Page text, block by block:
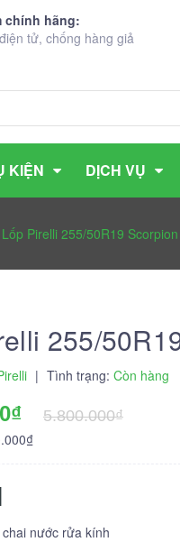
chính hãng:
tử, chống hàng giả
KIỆN DỊCH VỤ
Lốp Pirelli 255/50R19
255/
| Tình trạng: Còn hàng
5.800.000₫
chai nước rửa kính